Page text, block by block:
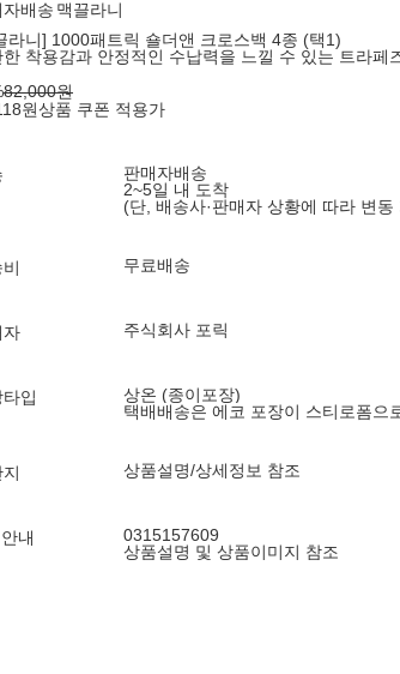
자배송 맥끌라니
라니] 1000패트릭 숄더앤 크로스백 4종 (택1)
한 착용감과 안정적인 수납력을 느낄 수 있는 트라페
82,000원
원상품 쿠폰 적용가
판매자배송
2~5일 내 도착
(단, 배송사·판매자 상황에 따라 변동
무료배송
자 주식회사 포릭
타입
상온 (종이포장)
택배배송은 에코 포장이 스티로폼으
상품설명/상세정보 참조
내
0315157609
상품설명 및 상품이미지 참조